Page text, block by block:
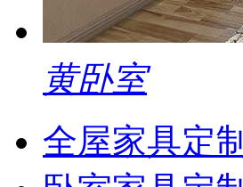
黄卧室
全屋家具定制